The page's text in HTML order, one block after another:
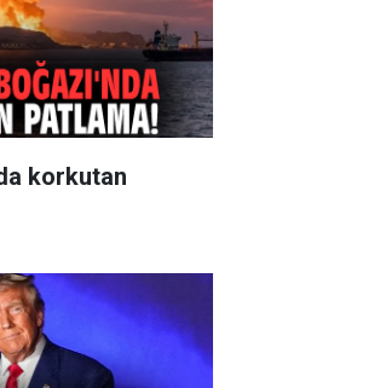
korkutan